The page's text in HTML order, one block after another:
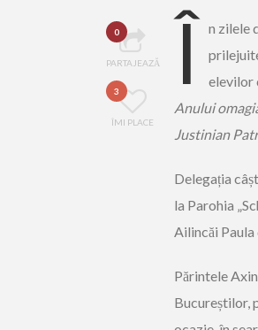
0
PARTAJEAZĂ
3
ÎMI PLACE
Î n zilele
elevilor
Anului
Justinian
Delegația
la Parohia
Ailincăi Paula
Părintele
Bucureștilor,